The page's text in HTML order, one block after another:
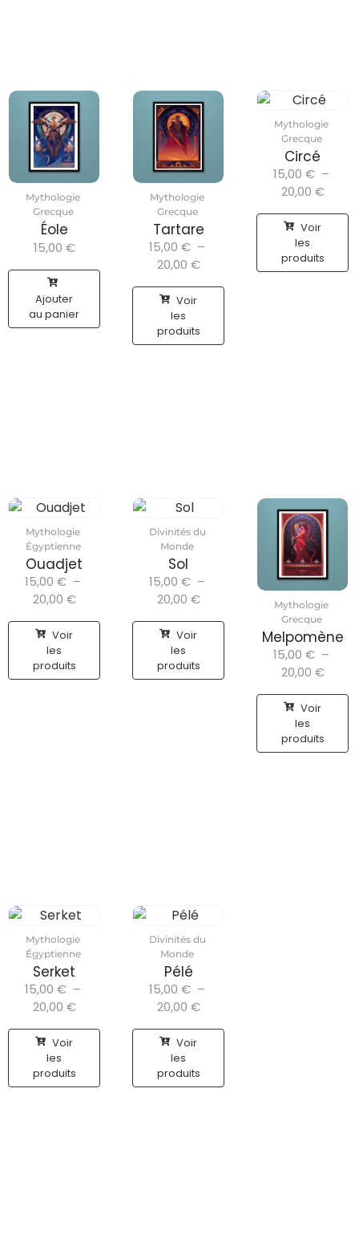
Mythologie
Grecque
Éole
15,00 €
Ajouter
au panier
Mythologie
Grecque
Tartare
15,00 € –
20,00 €
Voir
les
produits
Mythologie
Grecque
Circé
15,00 € –
20,00 €
Voir
les
produits
Mythologie
Égyptienne
Ouadjet
15,00 € –
20,00 €
Voir
les
produits
Divinités du
Monde
Sol
15,00 € –
20,00 €
Voir
les
produits
Mythologie
Grecque
Melpomène
15,00 € –
20,00 €
Voir
les
produits
Mythologie
Égyptienne
Serket
15,00 € –
20,00 €
Voir
les
produits
Divinités du
Monde
Pélé
15,00 € –
20,00 €
Voir
les
produits